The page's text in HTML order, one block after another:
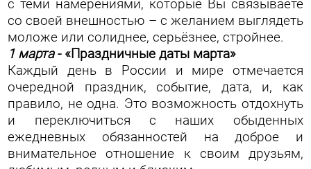
с теми намерениями, которые Вы связываете
со своей внешностью – с желанием выглядеть
моложе или солиднее, серьёзнее, стройнее.
1 марта- «Праздничные даты марта»
Каждый день в России и мире отмечается
очередной праздник, событие, дата, и, как
правило, не одна. Это возможность отдохнуть
и переключиться с наших обыденных
ежедневных обязанностей на доброе и
внимательное отношение к своим друзьям,